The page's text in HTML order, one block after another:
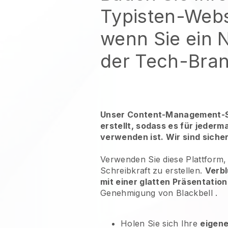
Typisten-
wenn Sie ein
der Tech-
Unser Content-
erstellt, sodass es für
verwenden ist. Wir sind
Verwenden Sie diese
Schreibkraftzu erstellen.
mit einer glatten
Genehmigung von Blackbell .
Holen Sie sich Ihre